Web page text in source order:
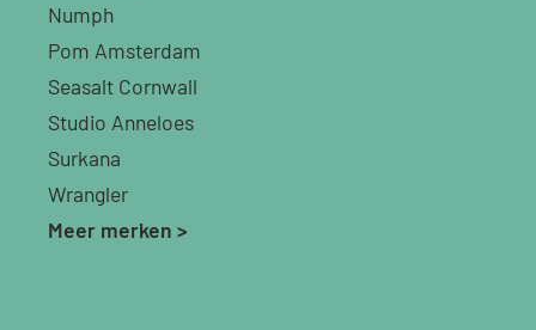
Numph
Pom Amsterdam
Seasalt Cornwall
Studio Anneloes
Surkana
Wrangler
Meer merken >